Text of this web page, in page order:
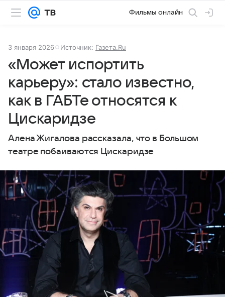
Фильмы онлайн
3 января 2026 Источник: Газета.Ru
«Может испортить
карьеру»: стало известно,
как в ГАБТе относятся к
Цискаридзе
Алена Жигалова рассказала, что в Большом
театре побаиваются Цискаридзе